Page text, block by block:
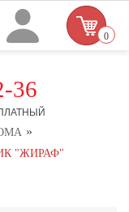
36
0
»
"ЖИРАФ"